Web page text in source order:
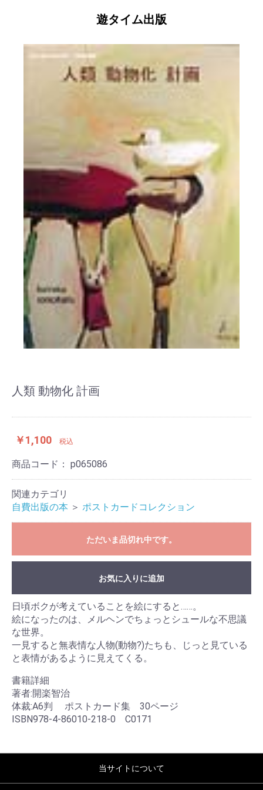
遊タイム出版
人類 動物化 計画
￥1,100 税込
商品コード： p065086
関連カテゴリ
自費出版の本 ＞ ポストカードコレクション
ただいま品切れ中です。
お気に入りに追加
日頃ボクが考えていることを絵にすると……。
絵になったのは、メルヘンでちょっとシュールな不思議
な世界。
一見すると無表情な人物(動物?)たちも、じっと見ている
と表情があるように見えてくる。
書籍詳細
著者:開楽智治
体裁:A6判 ポストカード集 30ページ
ISBN978-4-86010-218-0 C0171
当サイトについて